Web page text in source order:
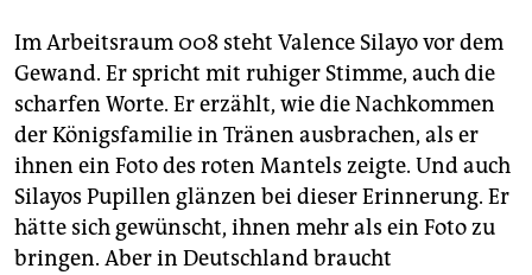
Im Arbeitsraum 008 steht Valence Silayo vor dem
Gewand. Er spricht mit ruhiger Stimme, auch die
scharfen Worte. Er erzählt, wie die Nachkommen
der Königsfamilie in Tränen ausbrachen, als er
ihnen ein Foto des roten Mantels zeigte. Und auch
Silayos Pupillen glänzen bei dieser Erinnerung. Er
hätte sich gewünscht, ihnen mehr als ein Foto zu
bringen. Aber in Deutschland braucht